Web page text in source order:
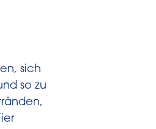
sich
so zu